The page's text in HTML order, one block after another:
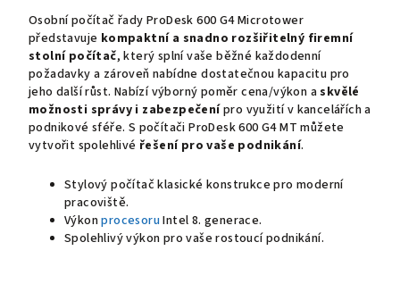
Osobní počítač řady ProDesk 600 G4 Microtower
představuje kompaktní a snadno rozšiřitelný firemní
stolní počítač, který splní vaše běžné každodenní
požadavky a zároveň nabídne dostatečnou kapacitu pro
jeho další růst. Nabízí výborný poměr cena/výkon askvělé
možnosti správy i zabezpečenípro využití v kancelářích a
podnikové sféře. S počítači ProDesk 600 G4 MT můžete
vytvořit spolehlivé řešení pro vaše podnikání.
Stylový počítač klasické konstrukce pro moderní
pracoviště.
VýkonprocesoruIntel 8. generace.
Spolehlivý výkon pro vaše rostoucí podnikání.